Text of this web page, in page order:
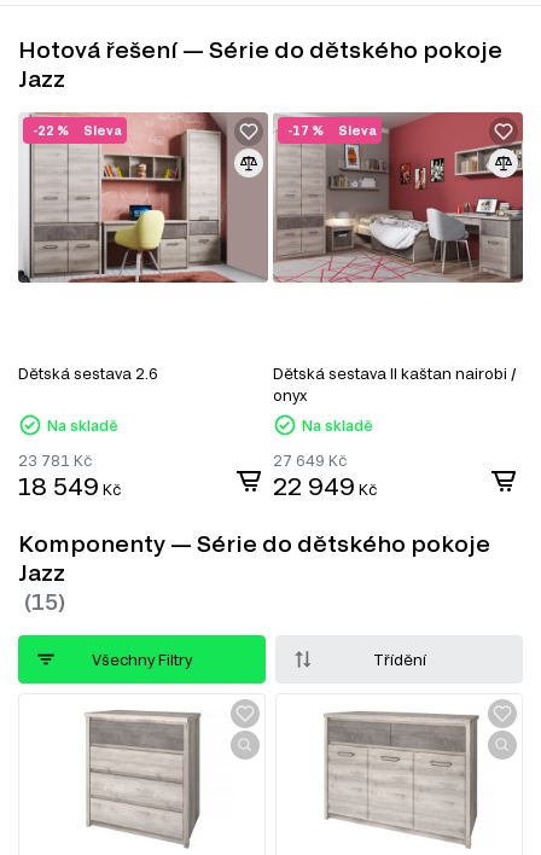
Hotová řešení — Série do dětského pokoje
Jazz
Sleva
-22 %
Dětská sestava 2.6
Na skladě
23 781 Kč
18 549 Kč
Sleva
-17 %
Dětská sestava II kaštan nairobi /
onyx
Na skladě
27 649 Kč
22 949 Kč
Komponenty — Série do dětského pokoje
Jazz
Všechny Filtry Třídění